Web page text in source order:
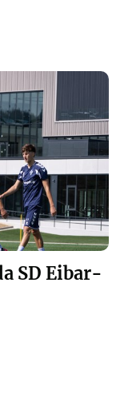
SD Eibar-